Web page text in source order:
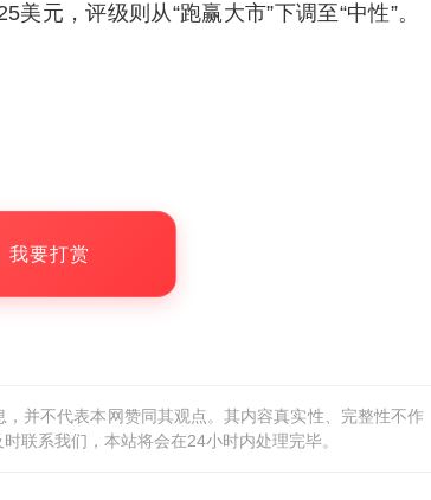
元，评级则从“跑赢大市”下调至“中性”。
我要打赏
并不代表本网赞同其观点。其内容真实性、完整性不作
联系我们，本站将会在24小时内处理完毕。